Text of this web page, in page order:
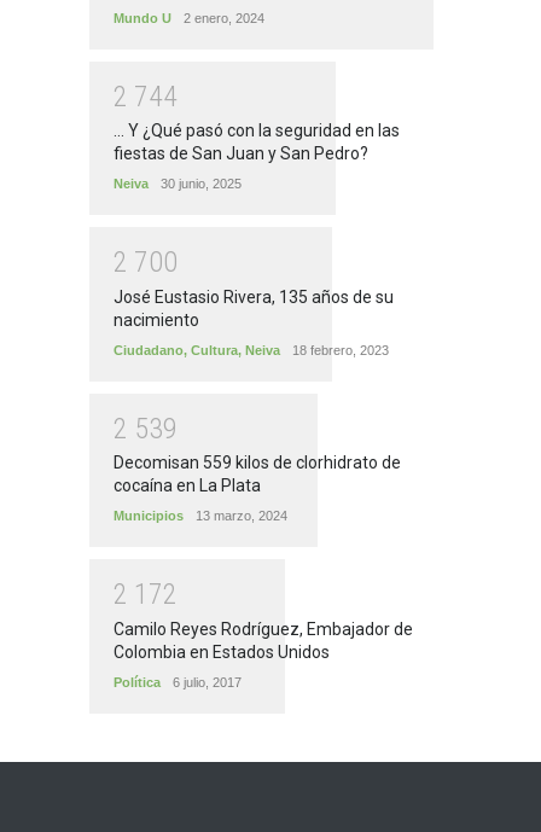
Mundo U 2 enero, 2024
2 744
... Y ¿Qué pasó con la seguridad en las
fiestas de San Juan y San Pedro?
Neiva 30 junio, 2025
2 700
José Eustasio Rivera, 135 años de su
nacimiento
Ciudadano, Cultura, Neiva 18 febrero, 2023
2 539
Decomisan 559 kilos de clorhidrato de
cocaína en La Plata
Municipios 13 marzo, 2024
2 1 72
Camilo Reyes Rodríguez, Embajador de
Colombia en Estados Unidos
Política 6 julio, 2017